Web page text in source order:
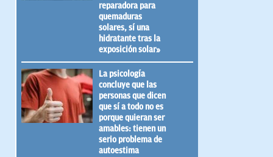
reparadora para
quemaduras
solares, sí una
hidratante tras la
exposición solar»
La psicología
concluye que las
personas que dicen
que sí a todo no es
porque quieran ser
amables: tienen un
serio problema de
autoestima